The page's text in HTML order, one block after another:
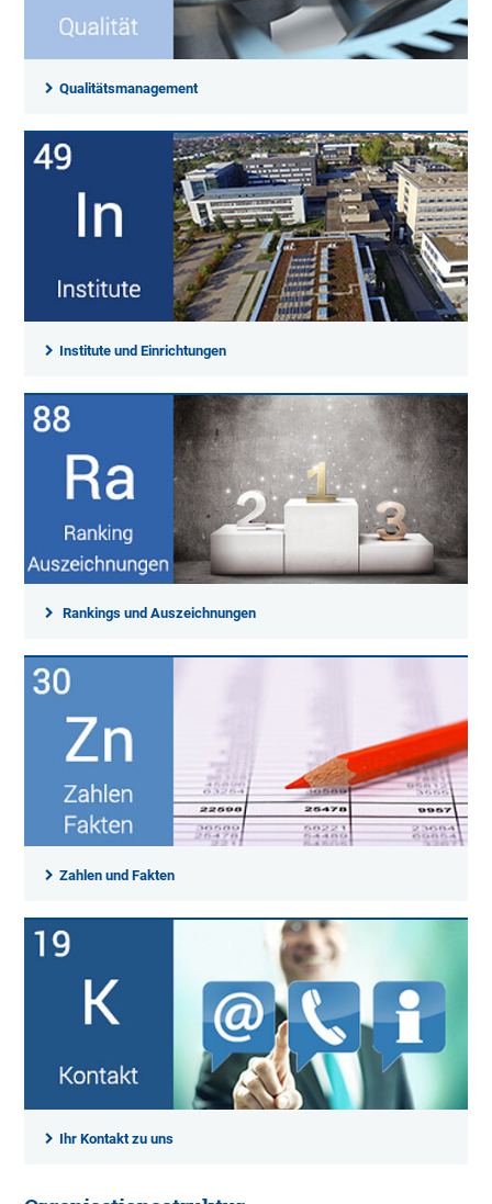
Qualitätsmanagement
Institute und Einrichtungen
Rankings und Auszeichnungen
Zahlen und Fakten
Ihr Kontakt zu uns